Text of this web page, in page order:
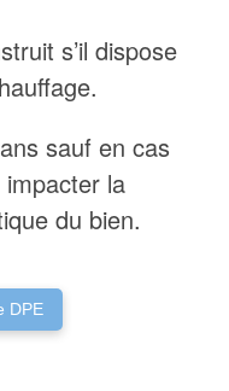
s’il dispose
sauf en cas
la
du bien.
DPE